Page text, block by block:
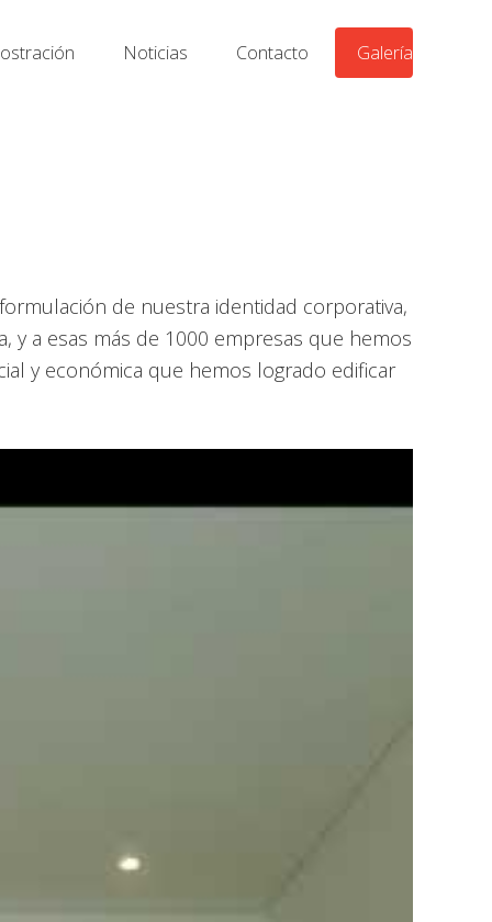
Noticias Contacto Galería
de nuestra identidad corporativa,
y a esas más de 1000 empresas que hemos
y económica que hemos logrado edificar